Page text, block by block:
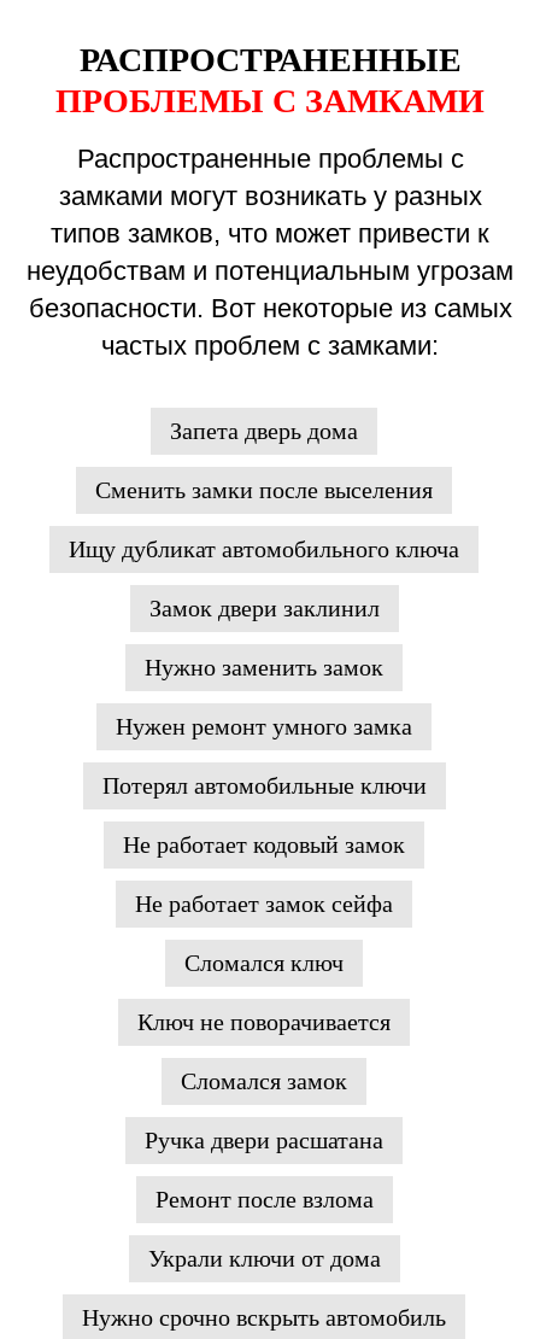
РАСПРОСТРАНЕННЫЕ
ПРОБЛЕМЫ С ЗАМКАМИ
Распространенные проблемы с
замками могут возникать у разных
типов замков, что может привести к
неудобствам и потенциальным угрозам
безопасности. Вот некоторые из самых
частых проблем с замками:
Запета дверь дома
Сменить замки после выселения
Ищу дубликат автомобильного ключа
Замок двери заклинил
Нужно заменить замок
Нужен ремонт умного замка
Потерял автомобильные ключи
Не работает кодовый замок
Не работает замок сейфа
Сломался ключ
Ключ не поворачивается
Сломался замок
Ручка двери расшатана
Ремонт после взлома
Украли ключи от дома
Нужно срочно вскрыть автомобиль